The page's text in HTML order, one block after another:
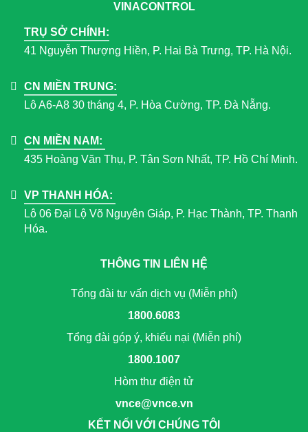
VINACONTROL
TRỤ SỞ CHÍNH:
41 Nguyễn Thượng Hiền, P. Hai Bà Trưng, TP. Hà Nội.
CN MIỀN TRUNG:
Lô A6-A8 30 tháng 4, P. Hòa Cường, TP. Đà Nẵng.
CN MIỀN NAM:
435 Hoàng Văn Thụ, P. Tân Sơn Nhất, TP. Hồ Chí Minh.
VP THANH HÓA:
Lô 06 Đại Lộ Võ Nguyên Giáp, P. Hạc Thành, TP. Thanh
Hóa.
THÔNG TIN LIÊN HỆ
Tổng đài tư vấn dịch vụ (Miễn phí)
1800.6083
Tổng đài góp ý, khiếu nại (Miễn phí)
1800.1007
Hòm thư điện tử
vnce@vnce.vn
KẾT NỐI VỚI CHÚNG TÔI